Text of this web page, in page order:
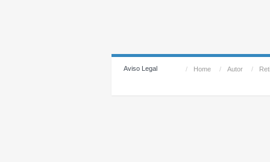
Aviso Legal / Home / Autor /